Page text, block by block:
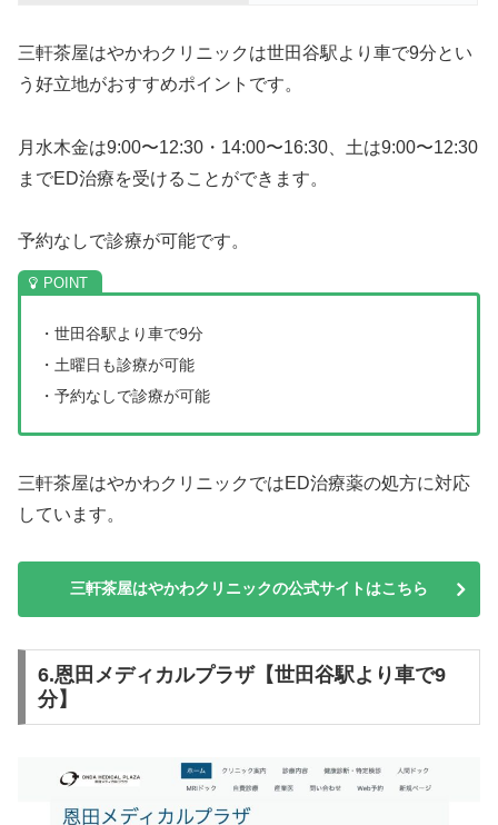
三軒茶屋はやかわクリニックは世田谷駅より車で9分とい
う好立地がおすすめポイントです。
月水木金は9:00〜12:30・14:00〜16:30、土は9:00〜12:30
までED治療を受けることができます。
予約なしで診療が可能です。
・世田谷駅より車で9分
・土曜日も診療が可能
・予約なしで診療が可能
三軒茶屋はやかわクリニックではED治療薬の処方に対応
しています。
三軒茶屋はやかわクリニックの公式サイトはこちら
6.恩田メディカルプラザ【世田谷駅より車で9
分】